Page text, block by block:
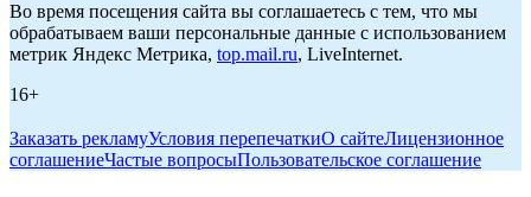
Во время посещения сайта вы соглашаетесь с тем, что мы
обрабатываем ваши персональные данные с использованием
метрик Яндекс Метрика, top.mail.ru, LiveInternet.
16+
Заказать рекламуУсловия перепечаткиО сайтеЛицензионное
соглашениеЧастые вопросыПользовательское соглашение